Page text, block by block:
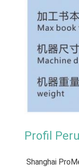
Profil
Shanghai